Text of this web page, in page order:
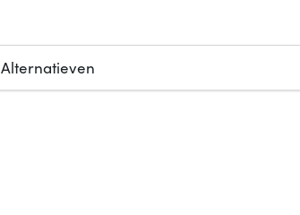
Alternatieven